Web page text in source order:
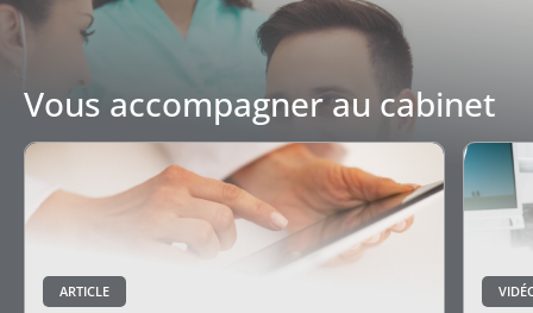
Vous accompagner au cabinet
ARTICLE